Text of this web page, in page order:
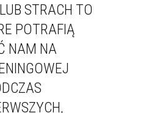
STRACH TO
POTRAFIĄ
NAM NA